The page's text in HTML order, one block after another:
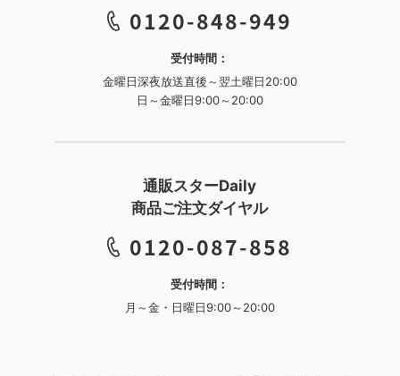
0120-848-949
受付時間：
金曜日深夜放送直後～翌土曜日20:00
日～金曜日9:00～20:00
通販スターDaily
商品ご注文ダイヤル
0120-087-858
受付時間：
月～金・日曜日9:00～20:00